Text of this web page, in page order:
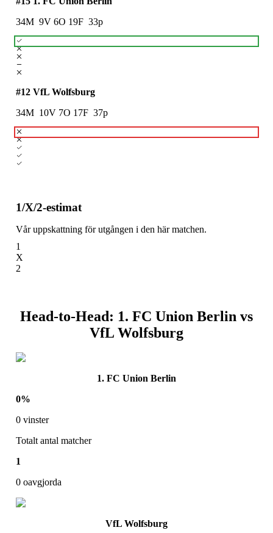
34M 9V 6O 19F 33p
#12 VfL Wolfsburg
34M 10V 7O 17F 37p
1/X/2-estimat
Vår uppskattning för utgången i den här matchen.
1
X
2
Head-to-Head: 1. FC Union Berlin vs
VfL Wolfsburg
1. FC Union Berlin
0%
0 vinster
Totalt antal matcher
1
0 oavgjorda
VfL Wolfsburg